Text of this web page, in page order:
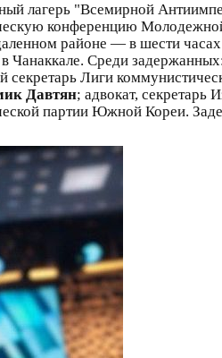
лагерь "Всемирной
конференцию
районе — в шести
Чанаккале. Среди
секретарь Лиги
Давтян; адвокат, секретарь
партии Южной Кореи.